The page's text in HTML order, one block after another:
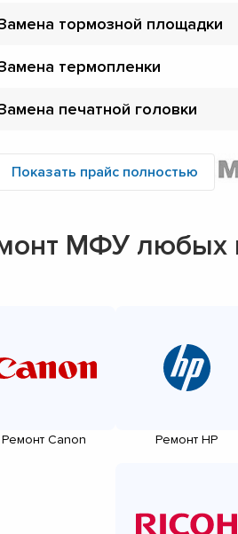
тормозной площадки
термопленки
печатной головки
Показать прайс полностью
МФУ любых
Ремонт Canon Ремонт HP